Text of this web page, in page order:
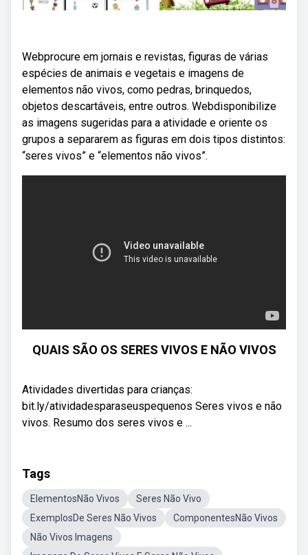
Webprocure em jornais e revistas, figuras de várias
espécies de animais e vegetais e imagens de
elementos não vivos, como pedras, brinquedos,
objetos descartáveis, entre outros. Webdisponibilize
as imagens sugeridas para a atividade e oriente os
grupos a separarem as figuras em dois tipos distintos:
“seres vivos” e “elementos não vivos”.
QUAIS SÃO OS SERES VIVOS E NÃO VIVOS
Atividades divertidas para crianças:
bit.ly/atividadesparaseuspequenos Seres vivos e não
vivos. Resumo dos seres vivos e ...
Tags
ElementosNão Vivos
Seres Não Vivo
ExemplosDe Seres Não Vivos
ComponentesNão Vivos
Não Vivos Imagens